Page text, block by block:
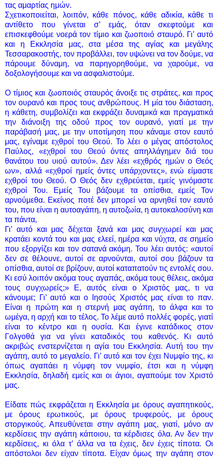
τας αμαρτίας ημών.
Σχετικοποιείται, λοιπόν, κάθε πόνος, κάθε αδικία, κάθε τι
αντίθετο που γίνεται σ’ εμάς, όταν σκεφτούμε και
επισκεφθούμε νοερά τον τίμιο και ζωοποιό σταυρό. Γι’ αυτό
και η Εκκλησία μας, στα μέσα της αγίας και μεγάλης
Τεσσαρακοστής, τον προβάλλει, τον υψώνει να τον δούμε, να
πάρουμε δύναμη, να παρηγορηθούμε, να χαρούμε, να
δοξολογήσουμε και να ασφαλιστούμε.
Ο τίμιος και ζωοποιός σταυρός άνοιξε τις στράτες, και προς
τον ουρανό και προς τους ανθρώπους. Η μία του διάσταση,
η κάθετη, συμβολίζει και εκφράζει δυναμικά και πραγματικά
την διάνοιξη της οδού προς τον ουρανό, γιατί με την
παράβασή μας, με την υποτίμηση που κάναμε στον εαυτό
μας, εγίναμε εχθροί του Θεού. Το λέει ο μέγας απόστολος
Παύλος, «εχθροί του Θεού όντες απηλλάγημεν διά του
θανάτου του υιού αυτού». Δεν λέει «εχθρός ημών ο Θεός
ων», αλλά «εχθροί ημείς όντες υπάρχοντες», ενώ είμαστε
εχθροί του Θεού. Ο Θεός δεν εχθρεύεται, εμείς γινόμαστε
εχθροί Του. Εμείς Του βάζουμε τα οπίσθια, εμείς Τον
αρνούμεθα. Εκείνος ποτέ δεν μπορεί να αρνηθεί τον εαυτό
του, που είναι η αυτοαγάπη, η αυτοζωία, η αυτοκαλοσύνη και
τα πάντα,
Γι’ αυτό και μας δέχεται ξανά και μας συγχωρεί και μας
κρατάει κοντά του και μας ελεεί, ημέρα και νύχτα, σε σημείο
που εξοργίζει και τον σατανά ακόμη. Του λέει αυτός: «αυτοί
δεν σε θέλουνε, αυτοί σε αρνούνται, αυτοί σου βάζουν τα
οπίσθια, αυτοί σε βρίζουν, αυτοί καταπατούν τις εντολές σου.
Κι εσύ λοιπόν ακόμα τους αγαπάς, ακόμα τους θέλεις, ακόμα
τους συγχωρείς;» Ε, αυτός είναι ο Χριστός μας, τι να
κάνουμε; Γι’ αυτό και ο Ιησούς Χριστός μας είναι το παν.
Είναι η πρώτη και η στερνή μας αγάπη, το άλφα και το
ωμέγα, η αρχή και το τέλος. Το λέμε αυτό πολλές φορές, γιατί
είναι το κέντρο και η ουσία. Και έγινε κατάδικος στον
Γολγοθά για να γίνει καταδικός του καθενός. Κι αυτό
ακριβώς ενστερνίζεται η αγία του Εκκλησία. Αυτή του την
αγάπη, αυτό το μεγαλείο. Γι’ αυτό και τον έχει Νυμφίο της, κι
όπως αγαπάει η νύμφη τον νυμφίο, έτσι και η νύμφη
Εκκλησία, δηλαδή εμείς και οι άγιοι, αγαπούμε τον Χριστό
μας.
Είδατε πώς εκφράζεται η Εκκλησία με όρους αγαπητικούς,
με όρους ερωτικούς, με όρους τρυφερούς, με όρους
στοργικούς. Απευθύνεται στην αγάπη μας, γιατί, μόνο αν
κερδίσεις την αγάπη κάποιου, τα κέρδισες όλα. Αν δεν την
κερδίσεις, κι όλα τ’ άλλα να τα έχεις, δεν έχεις τίποτα. Οι
απόστολοι δεν είχαν τίποτα. Είχαν όμως την αγάπη στον